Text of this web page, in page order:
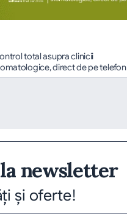
total asupra clinicii
direct de pe telefon
newsletter
și oferte!